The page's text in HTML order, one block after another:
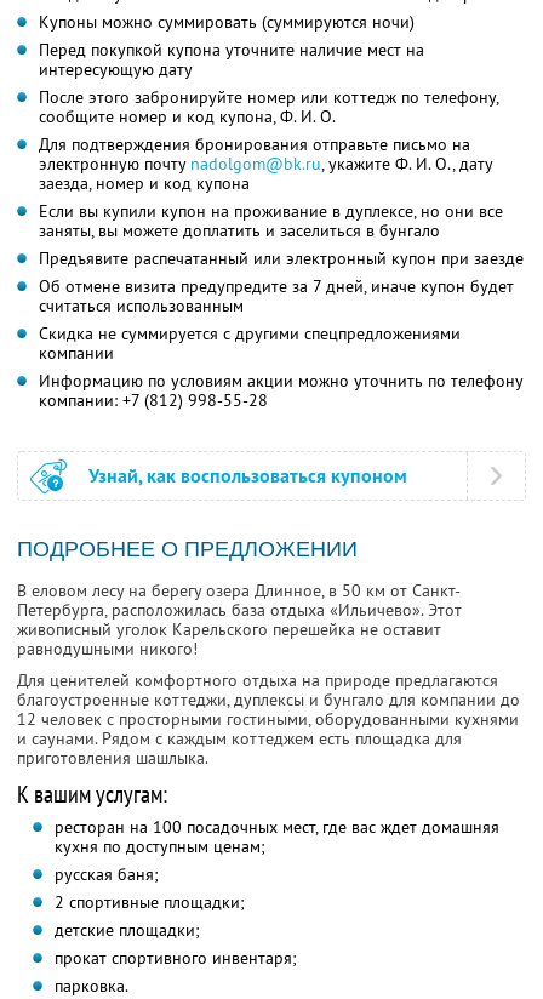
Купоны можно суммировать (суммируются ночи)
Перед покупкой купона уточните наличие мест на
интересующую дату
После этого забронируйте номер или коттедж по телефону,
сообщите номер и код купона,Ф. И. О.
Для подтверждения бронирования отправьте письмо на
электронную почту nadolgom@bk.ru,укажите Ф. И. О.,дату
заезда, номер и код купона
Если вы купили купон на проживание в дуплексе, но они все
заняты, вы можете доплатить и заселиться в бунгало
Предъявите распечатанный или электронный купон при заезде
Об отмене визита предупредите за 7 дней, иначе купон будет
считаться использованным
Скидка не суммируется с другими спецпредложениями
компании
Информацию по условиям акции можно уточнить по телефону
компании: +7 (812) 998-55-28
Узнай, как воспользоваться купоном
ПОДРОБНЕЕ О ПРЕДЛОЖЕНИИ
В еловом лесу на берегу озера Длинное, в 50 км от Санкт-
Петербурга, расположилась база отдыха «Ильичево». Этот
живописный уголок Карельского перешейка не оставит
равнодушными никого!
Для ценителей комфортного отдыха на природе предлагаются
благоустроенные коттеджи, дуплексы и бунгало для компании до
12 человек с просторными гостиными, оборудованными кухнями
и саунами. Рядом с каждым коттеджем есть площадка для
приготовления шашлыка.
К вашим услугам:
ресторан на 100 посадочных мест, где вас ждет домашняя
кухня по доступным ценам;
русская баня;
2 спортивные площадки;
детские площадки;
прокат спортивного инвентаря;
парковка.